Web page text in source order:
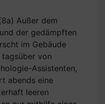
Außer dem
der gedämpften
im Gebäude
von
Assistenten,
abends eine
leeren